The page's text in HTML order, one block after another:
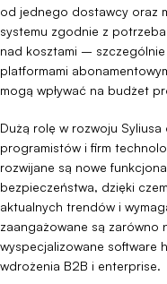
od jednego dostawcy oraz
systemu zgodnie z
nad kosztami –
platformami
mogą wpływać na budżet
Dużą rolę w rozwoju
programistów i firm
rozwijane są nowe
bezpieczeństwa, dzięki
aktualnych trendów i
zaangażowane są zarówno
wyspecjalizowane software
wdrożenia B2B i enterprise.